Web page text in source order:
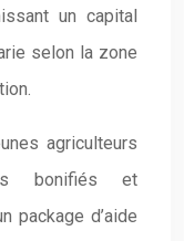
un capital
selon la zone
agriculteurs
bonifiés et
package d’aide